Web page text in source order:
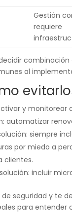
Gestión
requiere
al
y monitorear
automatizar
siempre
por miedo a
clientes.
incluir
seguridad y te
para